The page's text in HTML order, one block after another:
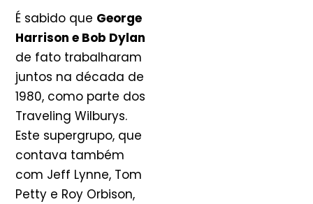
É sabido que George
Harrison e Bob Dylan
de fato trabalharam
juntos na década de
1980, como parte dos
Traveling Wilburys.
Este supergrupo, que
contava também
com Jeff Lynne, Tom
Petty e Roy Orbison,